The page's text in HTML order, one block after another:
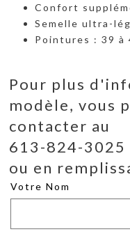
Confort
Semelle ultra-
Pointures : 39 à
Pour plus
modèle, vous
contacter au
613-824-3025
ou en
Votre Nom